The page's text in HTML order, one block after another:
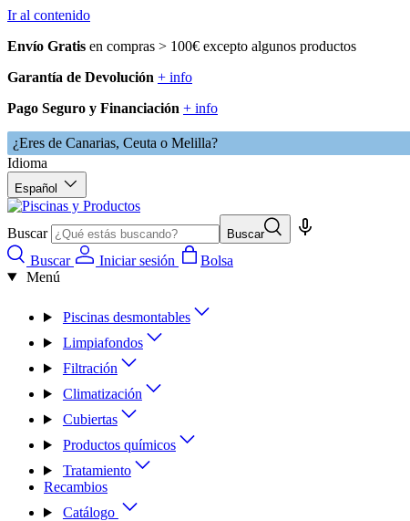
Ir al contenido
Envío Gratis en compras > 100€ excepto algunos productos
Garantía de Devolución + info
Pago Seguro y Financiación + info
¿Eres de Canarias, Ceuta o Melilla?
Idioma
Español
Buscar Buscar
Buscar Iniciar sesión
Bolsa
Menú
Piscinas desmontables
Limpiafondos
Filtración
Climatización
Cubiertas
Productos químicos
Tratamiento
Recambios
Catálogo